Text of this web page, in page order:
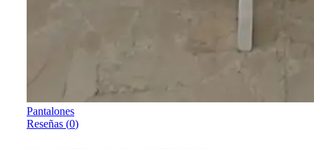
Pantalones
Reseñas (0)